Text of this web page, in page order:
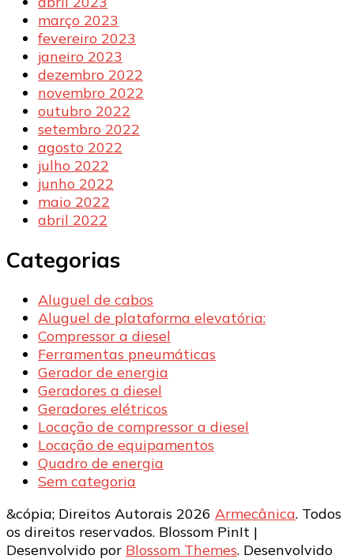
março 2023
fevereiro 2023
janeiro 2023
dezembro 2022
novembro 2022
outubro 2022
setembro 2022
agosto 2022
julho 2022
junho 2022
maio 2022
abril 2022
Categorias
Aluguel de cabos
Aluguel de plataforma elevatória:
Compressor a diesel
Ferramentas pneumáticas
Gerador de energia
Geradores a diesel
Geradores elétricos
Locação de compressor a diesel
Locação de equipamentos
Quadro de energia
Sem categoria
&cópia; Direitos Autorais 2026 Armecânica. Todos
os direitos reservados. Blossom PinIt |
Desenvolvido por Blossom Themes. Desenvolvido